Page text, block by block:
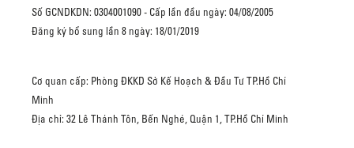
Số GCNDKDN: 0304001090 - Cấp lần đầu ngày: 04/08/2005
Đăng ký bổ sung lần 8 ngày: 18/01/2019
Cơ quan cấp: Phòng ĐKKD Sở Kế Hoạch & Đầu Tư TP.Hồ Chí
Minh
Địa chỉ: 32 Lê Thánh Tôn, Bến Nghé, Quận 1, TP.Hồ Chí Minh